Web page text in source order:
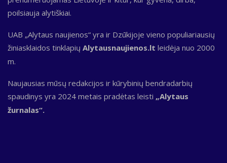
poilsiauja alytiškiai.
UAB „Alytaus naujienos“ yra ir Dzūkijoje vieno populiariausių
žiniasklaidos tinklapių Alytausnaujienos.lt leidėja nuo 2000
m.
Naujausias mūsų redakcijos ir kūrybinių bendradarbių
spaudinys yra 2024 metais pradėtas leisti „Alytaus
žurnalas“.